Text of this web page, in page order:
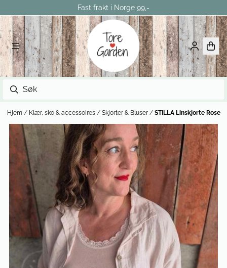
Fast frakt i Norge 99,-
Hjem / Klær, sko & accessoires / Skjorter & Bluser / STILLA Linskjorte Rose